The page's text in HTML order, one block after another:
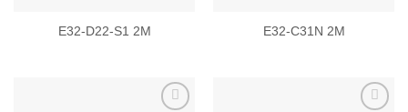
E32-D22-S1 2M E32-C31N 2M